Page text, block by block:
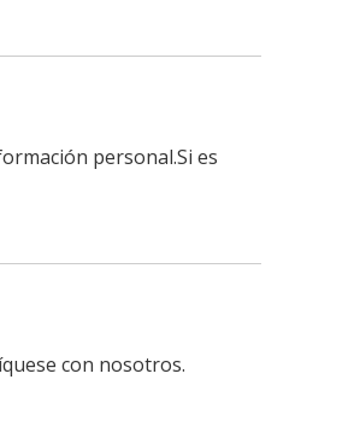
personal.Si es
con nosotros.